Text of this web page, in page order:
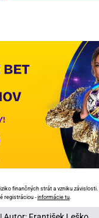
finančných strát a vzniku závislosti.
registráciou -informácie tu.